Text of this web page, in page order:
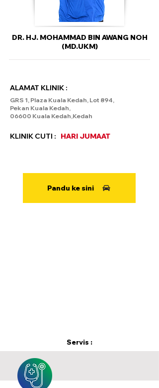
DR. HJ. MOHAMMAD BIN AWANG NOH
(MD.UKM)
ALAMAT KLINIK :
GRS 1, Plaza Kuala Kedah, Lot 894,
Pekan Kuala Kedah,
06600 Kuala Kedah,Kedah
KLINIK CUTI : HARI JUMAAT
Pandu ke sini
Servis :